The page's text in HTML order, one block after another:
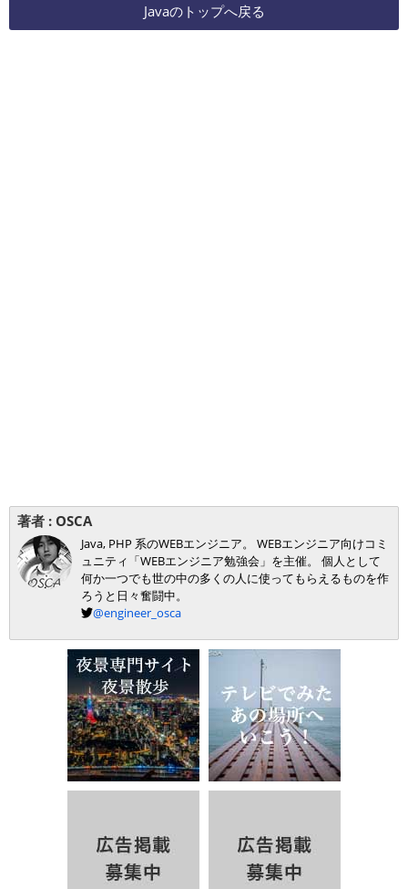
Javaのトップへ戻る
著者 : OSCA
Java, PHP 系のWEBエンジニア。 WEBエンジニア向けコミ
ュニティ「WEBエンジニア勉強会」を主催。 個人として
何か一つでも世の中の多くの人に使ってもらえるものを作
ろうと日々奮闘中。
@engineer_osca